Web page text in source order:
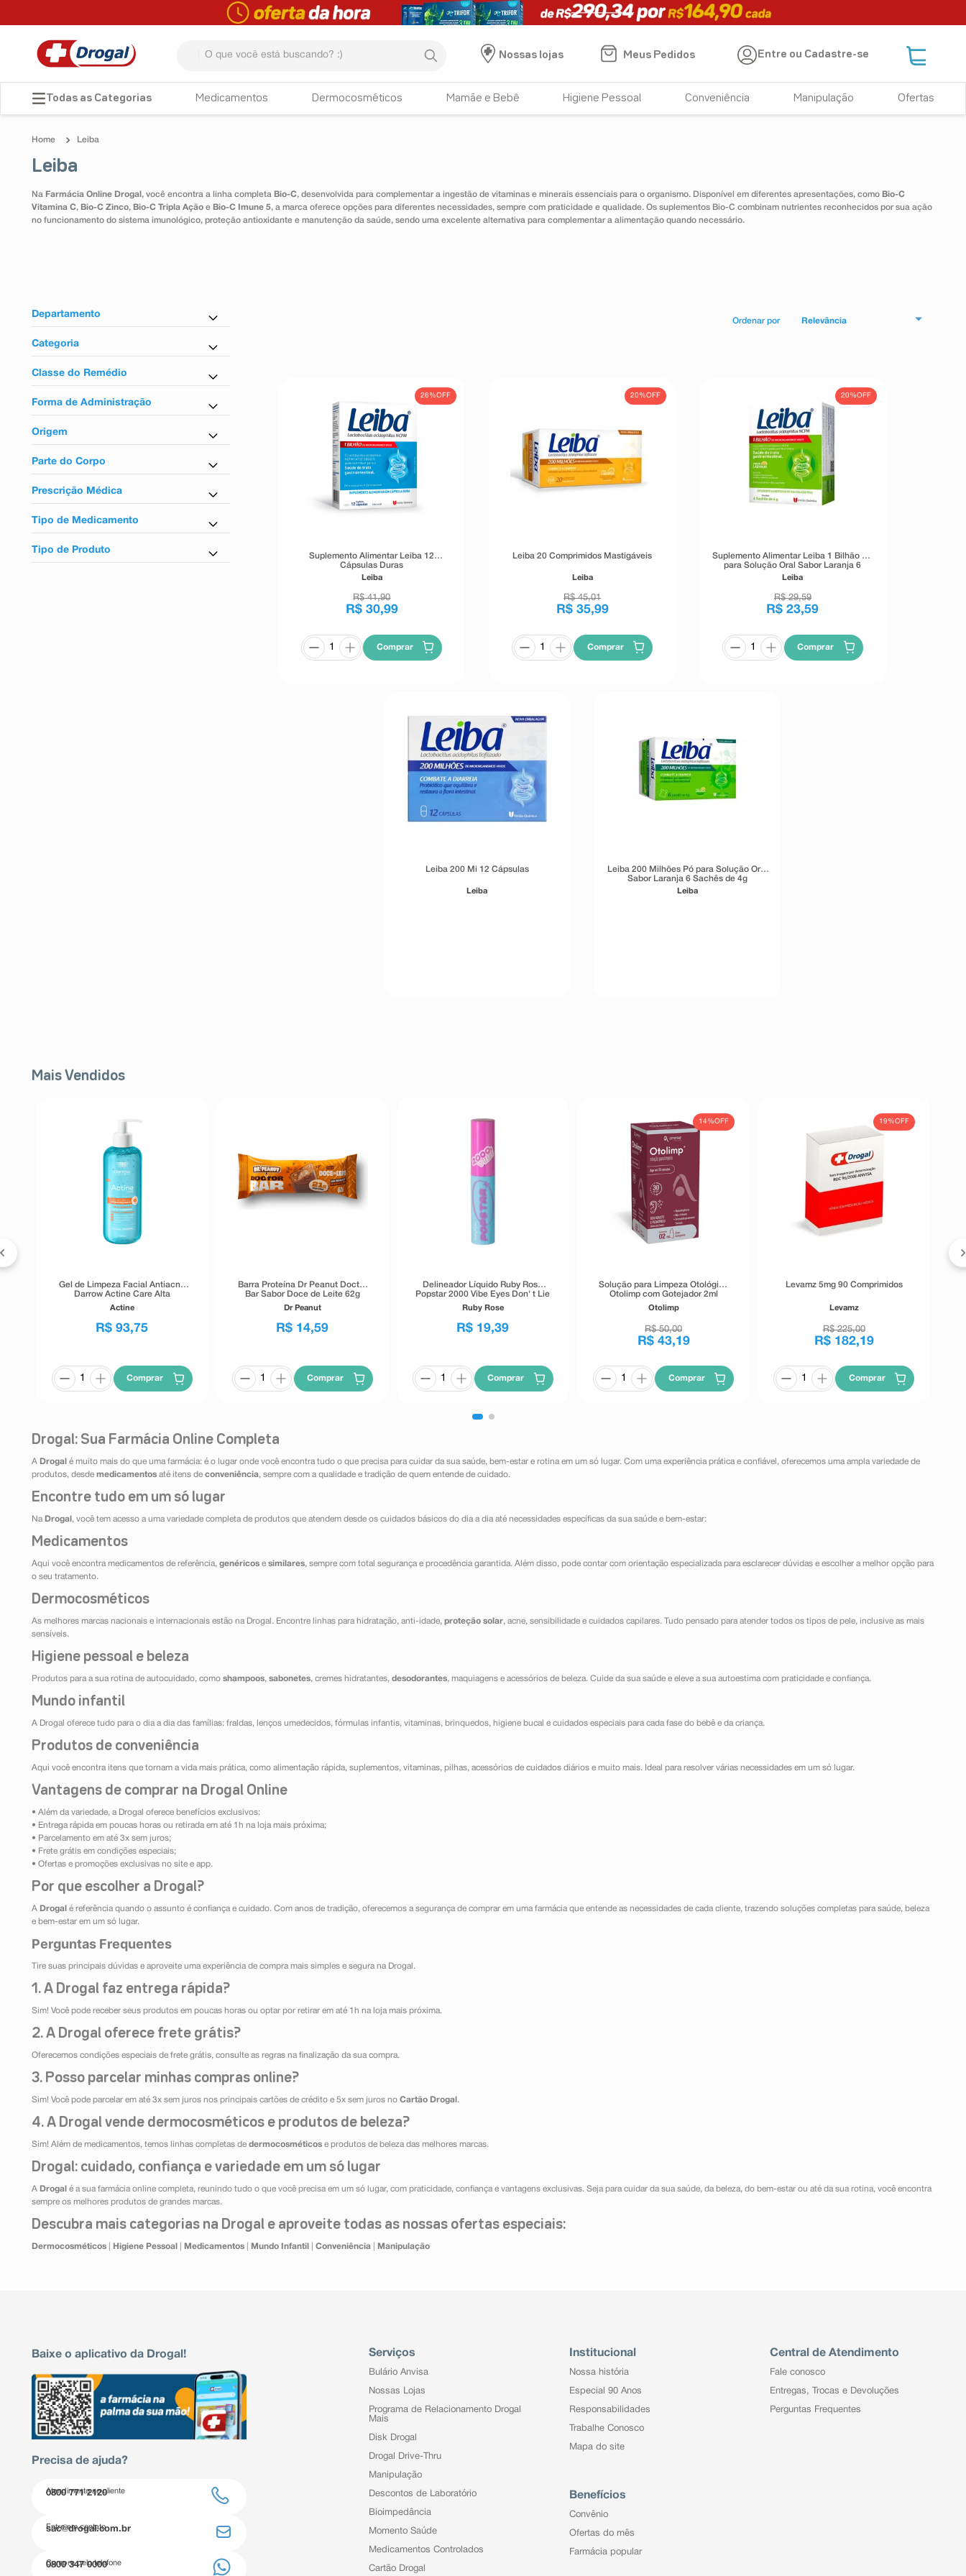
Nossas lojas
Meus Pedidos Entre ou Cadastre-se
Medicamentos Dermocosméticos Mamãe e Bebê Higiene Pessoal Conveniência Manipulação Ofertas
Leiba
Leiba
Na Farmácia Online Drogal , você encontra a linha completa Bio-C, desenvolvida para complementar a ingestão de vitaminas e minerais essenciais para o organismo. Disponível em diferentes apresentações, como Bio-C
Vitamina C, Bio-C Zinco, Bio-C Tripla Ação e Bio-C Imune 5, a marca oferece opções para diferentes necessidades, sempre com praticidade e qualidade. Os suplementos Bio-C combinam nutrientes reconhecidos por sua ação
no funcionamento do sistema imunológico, proteção antioxidante e manutenção da saúde, sendo uma excelente alternativa para complementar a alimentação quando necessário.
Departamento
Farmácia em Casa
Categoria
Antidiarreico
Classe do Remédio
Reguladores intestinais
Forma de Administração
Uso oral
Origem
Nacional
Parte do Corpo
Para o intestino
Prescrição Médica
Não
Tipo de Medicamento
Similar
Tipo de Produto
Relevância
26%OFF
Suplemento Alimentar Leiba 12
Cápsulas Duras
Leiba
R$ 41,90
R$ 30,99
Comprar
20%OFF
Leiba 20 Comprimidos Mastigáveis
Leiba
R$ 45,01
R$ 35,99
Comprar
20%OFF
Suplemento Alimentar Leiba 1 Bilhão Pó
para Solução Oral Sabor Laranja 6
Sachês de 4g
Leiba
R$ 29,59
R$ 23,59
Comprar
Leiba 200 Mi 12 Cápsulas
Leiba
Leiba 200 Milhões Pó para Solução Oral
Sabor Laranja 6 Sachês de 4g
Leiba
Mais Vendidos
Gel de Limpeza Facial Antiacne
Darrow Actine Care Alta
Tolerância 400g
Actine
R$ 93,75
Comprar
Barra Proteína Dr Peanut Doctor
Bar Sabor Doce de Leite 62g
Dr Peanut
R$ 14,59
Comprar
Delineador Líquido Ruby Rose
Popstar 2000 Vibe Eyes Don' t Lie
Preto 5,5g
Ruby Rose
R$ 19,39
Comprar
14%OFF
Solução para Limpeza Otológica
Otolimp com Gotejador 2ml
Otolimp
R$ 50,00
R$ 43,19
Comprar
19%OFF
Levamz 5mg 90 Comprimidos
Levamz
R$ 225,00
R$ 182,19
Comprar
Drogal: Sua Farmácia Online Completa
A Drogal é muito mais do que uma farmácia: é o lugar onde você encontra tudo o que precisa para cuidar da sua saúde, bem-estar e rotina em um só lugar. Com uma experiência prática e confiável, oferecemos uma ampla variedade de
produtos, desde medicamentos até itens de conveniência, sempre com a qualidade e tradição de quem entende de cuidado.
Encontre tudo em um só lugar
Na Drogal , você tem acesso a uma variedade completa de produtos que atendem desde os cuidados básicos do dia a dia até necessidades específicas da sua saúde e bem-estar:
Medicamentos
Aqui você encontra medicamentos de referência, genéricos e similares, sempre com total segurança e procedência garantida. Além disso, pode contar com orientação especializada para esclarecer dúvidas e escolher a melhor opção para
o seu tratamento.
Dermocosméticos
As melhores marcas nacionais e internacionais estão na Drogal. Encontre linhas para hidratação, anti-idade, proteção solar, acne, sensibilidade e cuidados capilares. Tudo pensado para atender todos os tipos de pele, inclusive as mais
sensíveis.
Higiene pessoal e beleza
Produtos para a sua rotina de autocuidado, como shampoos, sabonetes, cremes hidratantes, desodorantes, maquiagens e acessórios de beleza. Cuide da sua saúde e eleve a sua autoestima com praticidade e confiança.
Mundo infantil
A Drogal oferece tudo para o dia a dia das famílias: fraldas, lenços umedecidos, fórmulas infantis, vitaminas, brinquedos, higiene bucal e cuidados especiais para cada fase do bebê e da criança.
Produtos de conveniência
Aqui você encontra itens que tornam a vida mais prática, como alimentação rápida, suplementos, vitaminas, pilhas, acessórios de cuidados diários e muito mais. Ideal para resolver várias necessidades em um só lugar.
Vantagens de comprar na Drogal Online
• Além da variedade, a Drogal oferece benefícios exclusivos:
• Entrega rápida em poucas horas ou retirada em até 1h na loja mais próxima;
• Parcelamento em até 3x sem juros;
• Frete grátis em condições especiais;
• Ofertas e promoções exclusivas no site e app.
Por que escolher a Drogal?
A Drogal é referência quando o assunto é confiança e cuidado. Com anos de tradição, oferecemos a segurança de comprar em uma farmácia que entende as necessidades de cada cliente, trazendo soluções completas para saúde, beleza
e bem-estar em um só lugar.
Perguntas Frequentes
Tire suas principais dúvidas e aproveite uma experiência de compra mais simples e segura na Drogal.
1. A Drogal faz entrega rápida?
Sim! Você pode receber seus produtos em poucas horas ou optar por retirar em até 1h na loja mais próxima.
2. A Drogal oferece frete grátis?
Oferecemos condições especiais de frete grátis, consulte as regras na finalização da sua compra.
3. Posso parcelar minhas compras online?
Sim! Você pode parcelar em até 3x sem juros nos principais cartões de crédito e 5x sem juros no Cartão Drogal .
4. A Drogal vende dermocosméticos e produtos de beleza?
Sim! Além de medicamentos, temos linhas completas de dermocosméticos e produtos de beleza das melhores marcas.
Drogal: cuidado, confiança e variedade em um só lugar
A Drogal é a sua farmácia online completa, reunindo tudo o que você precisa em um só lugar, com praticidade, confiança e vantagens exclusivas. Seja para cuidar da sua saúde, da beleza, do bem-estar ou até da sua rotina, você encontra
sempre os melhores produtos de grandes marcas.
Descubra mais categorias na Drogal e aproveite todas as nossas ofertas especiais:
Dermocosméticos Higiene Pessoal Medicamentos Mundo Infantil Conveniência Manipulação
Baixe o aplicativo da Drogal!
Precisa de ajuda?
Atendimento ao cliente
0800 771 2120
Entre em contato
sac@drogal.com.br
Compre pelo telefone
0800 347 0000
Serviços
Bulário Anvisa
Nossas Lojas
Programa de Relacionamento Drogal
Mais
Disk Drogal
Drogal Drive-Thru
Manipulação
Descontos de Laboratório
Bioimpedância
Momento Saúde
Medicamentos Controlados
Cartão Drogal
Institucional
Nossa história
Especial 90 Anos
Responsabilidades
Trabalhe Conosco
Mapa do site
Benefícios
Convênio
Ofertas do mês
Farmácia popular
Central de Atendimento
Fale conosco
Entregas, Trocas e Devoluções
Perguntas Frequentes
TERMOS MAIS BUSCADOS
4º lenço umedecido
5º tadalafila
9º esmalte
absorvente